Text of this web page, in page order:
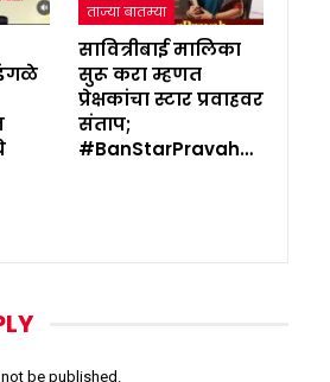
ताज्या बातम्या
सावित्रीबाई मालिका
सुरू करा म्हणत
प्रेक्षकांचा स्टार प्रवाहवर
संताप;
#BanStarPravah…
be published.